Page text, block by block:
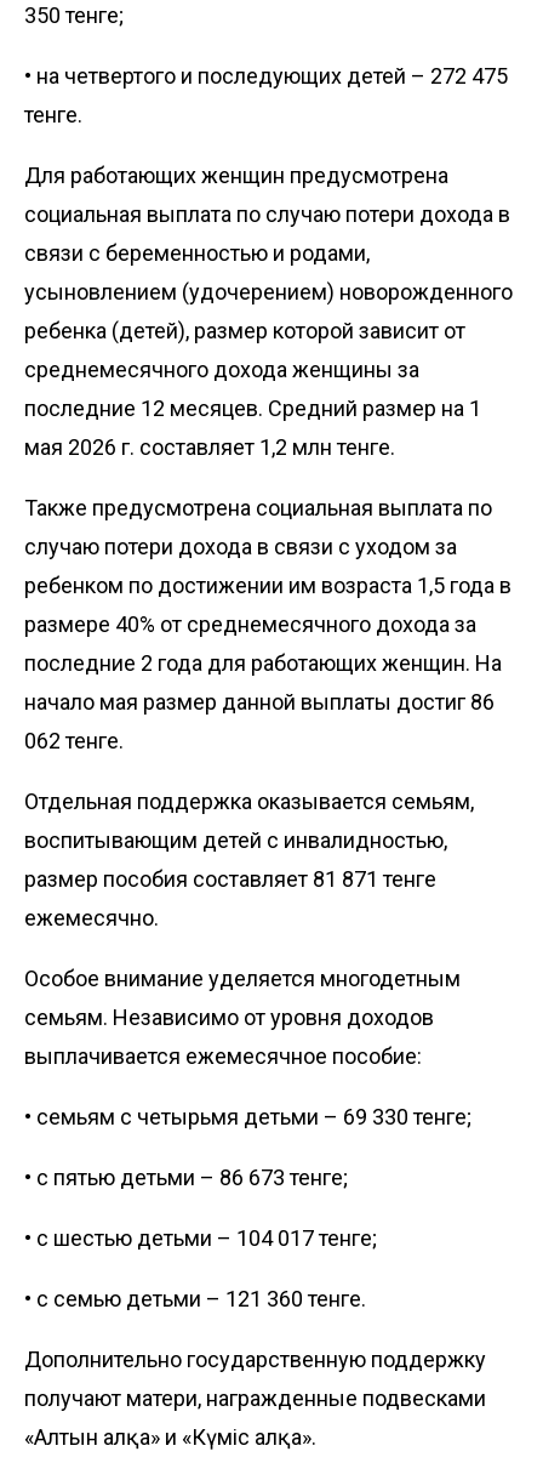
350 тенге;
• на четвертого и последующих детей – 272 475
тенге.
Для работающих женщин предусмотрена
социальная выплата по случаю потери дохода в
связи с беременностью и родами,
усыновлением (удочерением) новорожденного
ребенка (детей), размер которой зависит от
среднемесячного дохода женщины за
последние 12 месяцев. Средний размер на 1
мая 2026 г. составляет 1,2 млн тенге.
Также предусмотрена социальная выплата по
случаю потери дохода в связи с уходом за
ребенком по достижении им возраста 1,5 года в
размере 40% от среднемесячного дохода за
последние 2 года для работающих женщин. На
начало мая размер данной выплаты достиг 86
062 тенге.
Отдельная поддержка оказывается семьям,
воспитывающим детей с инвалидностью,
размер пособия составляет 81 871 тенге
ежемесячно.
Особое внимание уделяется многодетным
семьям. Независимо от уровня доходов
выплачивается ежемесячное пособие:
• семьям с четырьмя детьми – 69 330 тенге;
• с пятью детьми – 86 673 тенге;
• с шестью детьми – 104 017 тенге;
• с семью детьми – 121 360 тенге.
Дополнительно государственную поддержку
получают матери, награжденные подвесками
«Алтын алқа» и «Күміс алқа».